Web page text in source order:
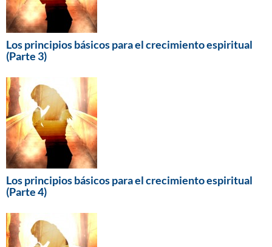
Los principios básicos para el crecimiento espiritual
(Parte 3)
Los principios básicos para el crecimiento espiritual
(Parte 4)